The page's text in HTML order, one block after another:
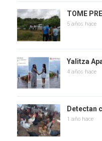
TOME
5 años hace
Yalitza
4 años hace
Detectan
1 año hace